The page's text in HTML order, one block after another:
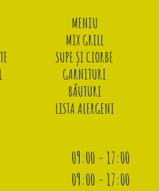
MENIU
MIX GRILL
SUPE ȘI CIORBE
GARNITURI
BĂUTURI
LISTA ALERGENI
09:00 - 17:00
09:00 - 17:00